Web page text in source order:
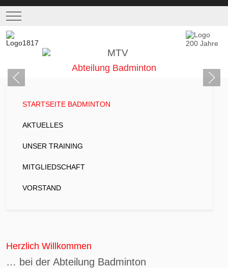
Mobile Menu Toggle
Abteilung Badminton
STARTSEITE BADMINTON
AKTUELLES
UNSER TRAINING
MITGLIEDSCHAFT
VORSTAND
Herzlich Willkommen
… bei der Abteilung Badminton